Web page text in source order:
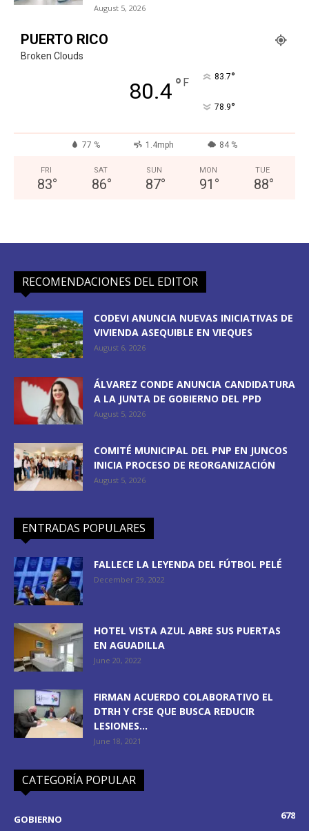
August 5, 2026
PUERTO RICO
Broken Clouds
80.4° F 83.7°
78.9°
77 % 1.4mph 84 %
FRI
83°
SAT
86°
SUN
87°
MON
91 °
TUE
88°
RECOMENDACIONES DEL EDITOR
CODEVI ANUNCIA NUEVAS INICIATIVAS DE
VIVIENDA ASEQUIBLE EN VIEQUES
August 6, 2026
ÁLVAREZ CONDE ANUNCIA CANDIDATURA
A LA JUNTA DE GOBIERNO DEL PPD
August 5, 2026
COMITÉ MUNICIPAL DEL PNP EN JUNCOS
INICIA PROCESO DE REORGANIZACIÓN
August 5, 2026
ENTRADAS POPULARES
FALLECE LA LEYENDA DEL FÚTBOL PELÉ
December 29, 2022
HOTEL VISTA AZUL ABRE SUS PUERTAS
EN AGUADILLA
June 20, 2022
FIRMAN ACUERDO COLABORATIVO EL
DTRH Y CFSE QUE BUSCA REDUCIR
LESIONES...
June 18, 2021
CATEGORÍA POPULAR
GOBIERNO
678